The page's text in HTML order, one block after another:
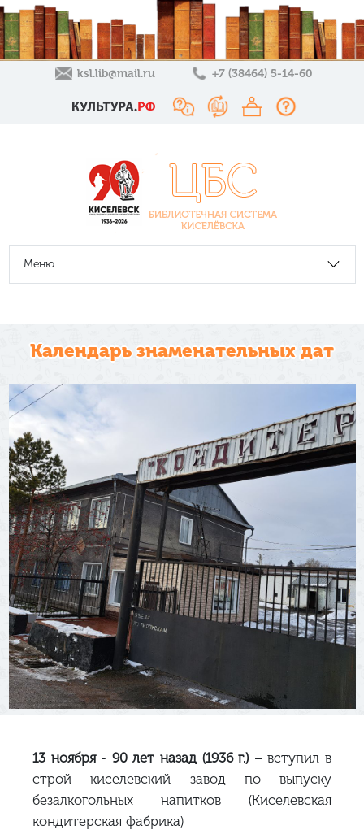
ksl.lib@mail.ru +7 (38464) 5-14-60
Меню
Календарь знаменательных дат
10 Декабря 2025
13 ноября- 90 лет назад (1936 г.)– вступил в
строй киселевский завод по выпуску
безалкогольных напитков (Киселевская
кондитерская фабрика)